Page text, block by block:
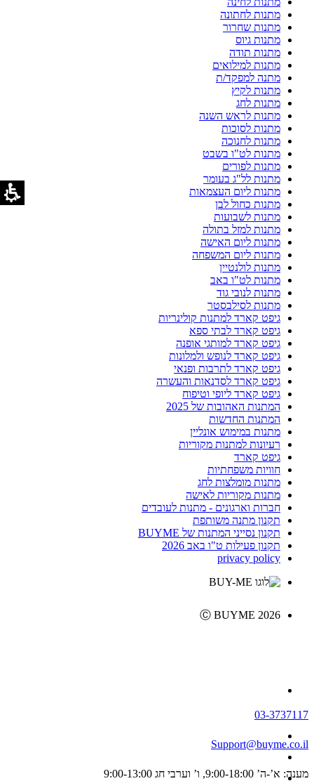
מתנות לחתונה
מתנות שחרור
מתנות גיוס
מתנות תודה
מתנות למילואים
מתנה למפקד/ת
מתנות לקיץ
מתנות לחג
מתנות לראש השנה
מתנות לסוכות
מתנות לחנוכה
מתנות לט"ו בשבט
מתנות לפורים
מתנות לל"ג בעומר
מתנות ליום העצמאות
מתנות כחול לבן
מתנות לשבועות
מתנות למזל בתולה
מתנות ליום האישה
מתנות ליום המשפחה
מתנות לולנטיין
מתנות לט"ו באב
מתנות לנובי גוד
מתנות לסילבסטר
גיפט קארד למתנות קולינריות
גיפט קארד לבתי ספא
גיפט קארד למותגי אופנה
גיפט קארד לנופש ולמלונות
גיפט קארד לתרבות ופנאי
גיפט קארד לסדנאות והעשרה
גיפט קארד ליופי וטיפוח
המתנות האהובות של 2025
המתנות החדשות
מתנות במימוש אונליין
רעיונות למתנות מקוריות
גיפט קארד
חוויות משפחתיות
מתנות מומלצות לחג
מתנות מקוריות לאישה
חברות וארגונים - מתנות לעובדים
תקנון מתנה משותפת
תקנון נסייני המתנות של BUYME
תקנון פעילות ט"ו באב 2026
privacy policy
Ⓒ BUYME 2026
03-3737117
Support@buyme.co.il
מענה: א’-ה’ 9:00-18:00, ו’ וערבי חג 9:00-13:00